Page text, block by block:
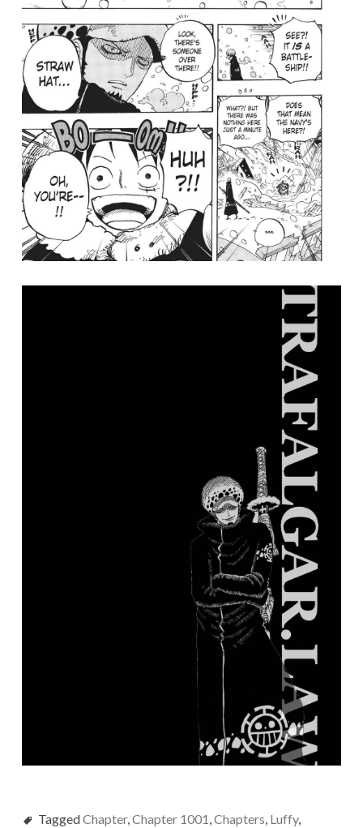
TaggedChapter,Chapter 1001,Chapters, Luffy,